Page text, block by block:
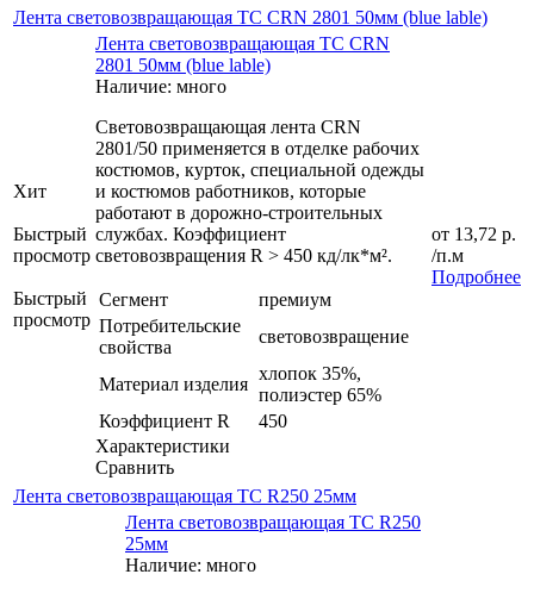
Лента световозвращающая ТС CRN 2801 50мм (blue lable)
Хит
Быстрый
просмотр
Быстрый
просмотр
Лента световозвращающая ТС CRN
2801 50мм (blue lable)
Наличие: много
Световозвращающая лента CRN
2801/50 применяется в отделке рабочих
костюмов, курток, специальной одежды
и костюмов работников, которые
работают в дорожно-строительных
службах. Коэффициент
световозвращения R > 450 кд/лк*м².
Сегмент
премиум
Потребительские
свойства
световозвращение
Материал изделия
хлопок 35%,
полиэстер 65%
Коэффициент R
450
Характеристики
Сравнить
от 13,72 р.
/п.м
Подробнее
Лента световозвращающая ТС R250 25мм
Лента световозвращающая ТС R250
25мм
Наличие: много